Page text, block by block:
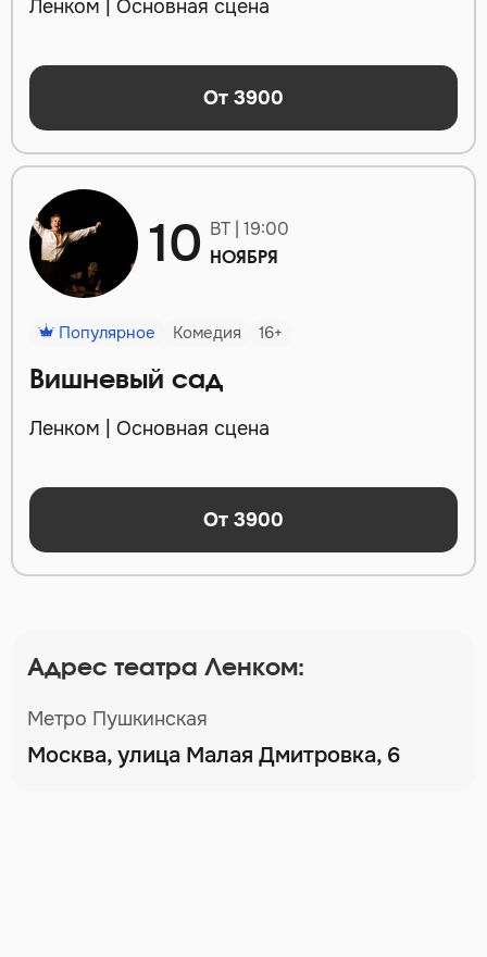
Ленком | Основная сцена
От 3900
10 ВТ | 19:00
НОЯБРЯ
Популярное Комедия 16+
Вишневый сад
Ленком | Основная сцена
От 3900
Адрес театра Ленком:
Метро Пушкинская
Москва, улица Малая Дмитровка, 6